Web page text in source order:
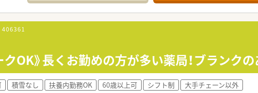
406361
クOK》長くお勤めの方が多い薬局！ブランク
積雪なし 扶養内勤務OK 60歳以上可 シフト制 大手チェーン以外